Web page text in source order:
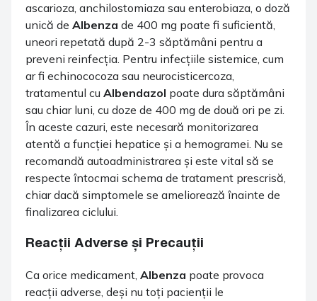
ascarioza, anchilostomiaza sau enterobiaza, o doză
unică de Albenza de 400 mg poate fi suficientă,
uneori repetată după 2-3 săptămâni pentru a
preveni reinfecția. Pentru infecțiile sistemice, cum
ar fi echinococoza sau neurocisticercoza,
tratamentul cu Albendazol poate dura săptămâni
sau chiar luni, cu doze de 400 mg de două ori pe zi.
În aceste cazuri, este necesară monitorizarea
atentă a funcției hepatice și a hemogramei. Nu se
recomandă autoadministrarea și este vital să se
respecte întocmai schema de tratament prescrisă,
chiar dacă simptomele se ameliorează înainte de
finalizarea ciclului.
Reacții Adverse și Precauții
Ca orice medicament, Albenza poate provoca
reacții adverse, deși nu toți pacienții le